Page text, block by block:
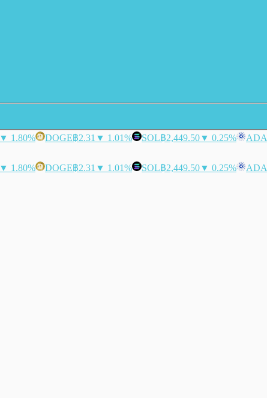
▼ 1.80% DOGE฿2.31 ▼ 1.01% SOL฿2,449.50▼ 0.25% ADA
▼ 1.80% DOGE฿2.31 ▼ 1.01% SOL฿2,449.50▼ 0.25% ADA